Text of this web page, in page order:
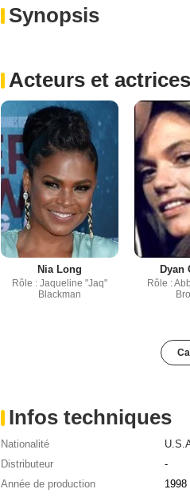
Synopsis
Acteurs et actrices
Nia Long
Rôle : Jaqueline "Jaq"
Blackman
Dyan
Rôle :
Infos techniques
Nationalité
Distributeur
-
Année de production
1998